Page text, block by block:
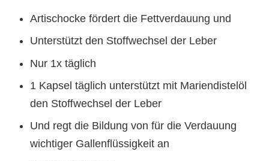
Artischocke fördert die Fettverdauung und
Unterstützt den Stoffwechsel der Leber
Nur 1x täglich
1 Kapsel täglich unterstützt mit Mariendistelöl
den Stoﬀwechsel der Leber
Und regt die Bildung von für die Verdauung
wichtiger Gallenflüssigkeit an